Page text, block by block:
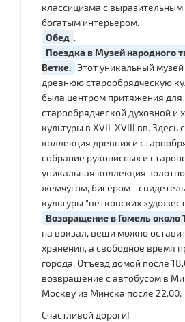
классицизма с
богатым интерьером.
Обед .
Поездка в Музей народного
Ветке. Этот уникальный
древнюю старообрядческую
была центром притяжения для
старообрядческой духовной и
культуры в XVII-XVIII вв. Здесь
коллекция древних и
собрание рукописных и
уникальная коллекция
жемчугом, бисером -
культуры "ветковских
Возвращение в Гомель около
на вокзал, вещи можно
хранения, а свободное время
города. Отъезд домой после
возвращение с автобусом в
Москву из Минска после 22.00.
Счастливой дороги!